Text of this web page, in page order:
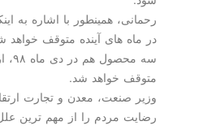
در ماه های آینده متوقف خواهد شد اضافه
متوقف خواهد شد.
وزیر صنعت، معدن و تجارت ارتقای
رضایت مردم را از مهم ترین علل این